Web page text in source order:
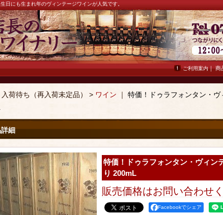
にも生まれ年のヴィンテージワインが人気です。
ご利用案内｜ 商
入荷待ち（再入荷未定品） > ワイン ｜ 特価！ドゥラフォンタン・ヴ
細
特価！ドゥラフォンタン・ヴィン
り 200mL
販売価格はお問い合わせ
Facebookでシェア